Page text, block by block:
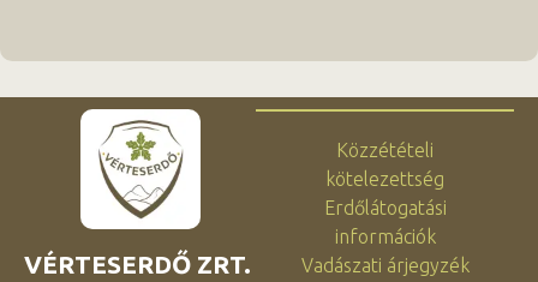
VÉRTESERDŐ ZRT.
Közzétételi
kötelezettség
Erdőlátogatási
információk
Vadászati árjegyzék